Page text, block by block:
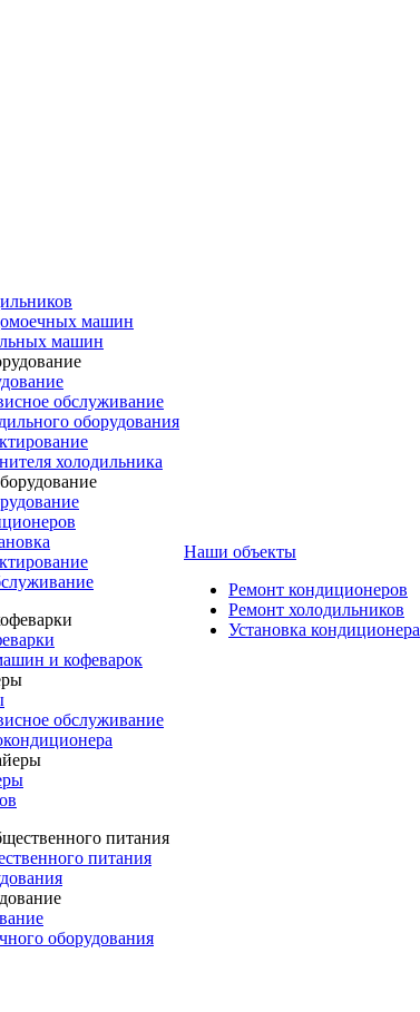
машин
машин
обслуживание
оборудования
холодильника
и кофеварок
обслуживание
питания
оборудования
Наши объекты
Ремонт кондиционеров
Ремонт холодильников
Установка кондиционера